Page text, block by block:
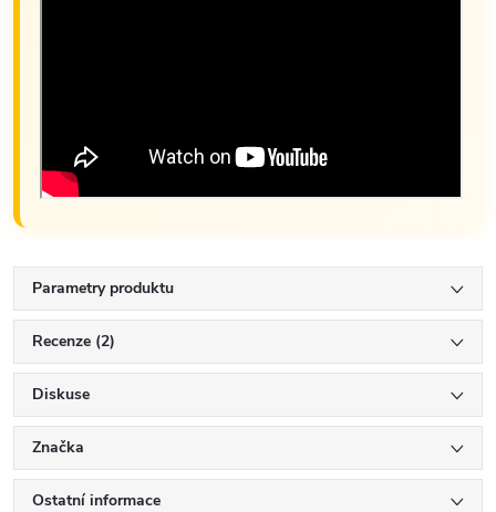
Parametry produktu
Recenze (2)
Diskuse
Značka
Ostatní informace